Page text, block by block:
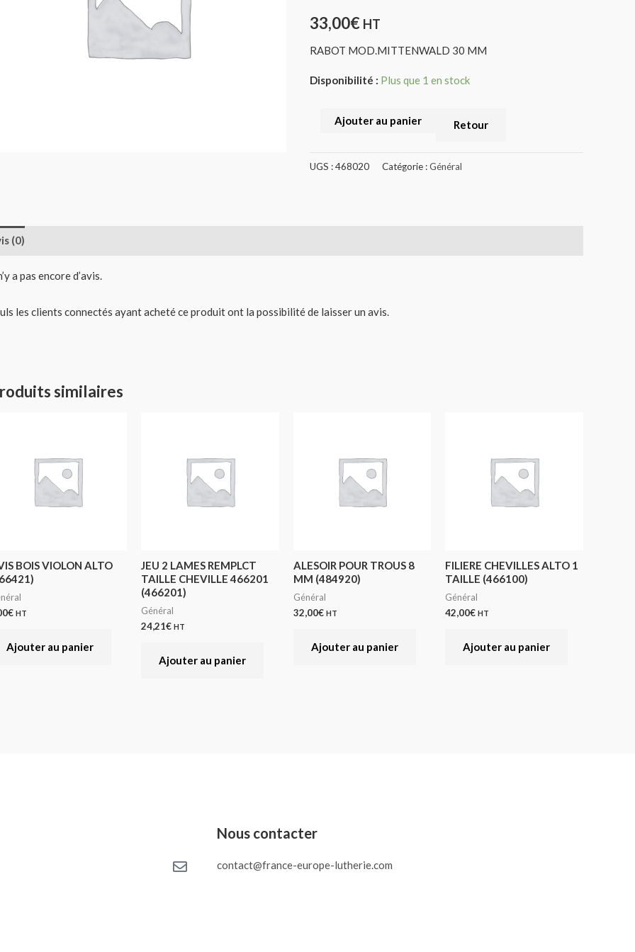
33,00€ HT
RABOT MOD.MITTENWALD 30 MM
Disponibilité : Plus que 1 en stock
Ajouter au panier Retour
UGS :468020 Catégorie :Général
(0)
a pas encore d’avis.
les clients connectés ayant acheté ce produit ont la possibilité de laisser un avis.
similaires
BOIS VIOLON ALTO
€ HT
Ajouter au panier
JEU 2 LAMES REMPLCT
TAILLE CHEVILLE 466201
(466201)
Général
24,21€ HT
Ajouter au panier
ALESOIR POUR TROUS 8
MM (484920)
Général
32,00€ HT
Ajouter au panier
FILIERE CHEVILLES ALTO 1
TAILLE (466100)
Général
42,00€ HT
Ajouter au panier
Nous contacter
contact@france-europe-lutherie.com